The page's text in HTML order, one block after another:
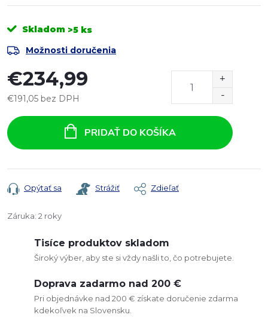
Skladom >5 ks
Možnosti doručenia
€234,99
€191,05 bez DPH
cena:
PRIDAŤ DO KOŠÍKA
Opýtať sa Strážiť Zdieľať
Záruka: 2 roky
Tisíce produktov skladom
Široký výber, aby ste si vždy našli to, čo potrebujete.
Doprava zadarmo nad 200 €
Pri objednávke nad 200 € získate doručenie zdarma
kdekoľvek na Slovensku.